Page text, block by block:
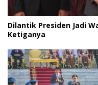
Dilantik Presiden Jadi
Ketiganya